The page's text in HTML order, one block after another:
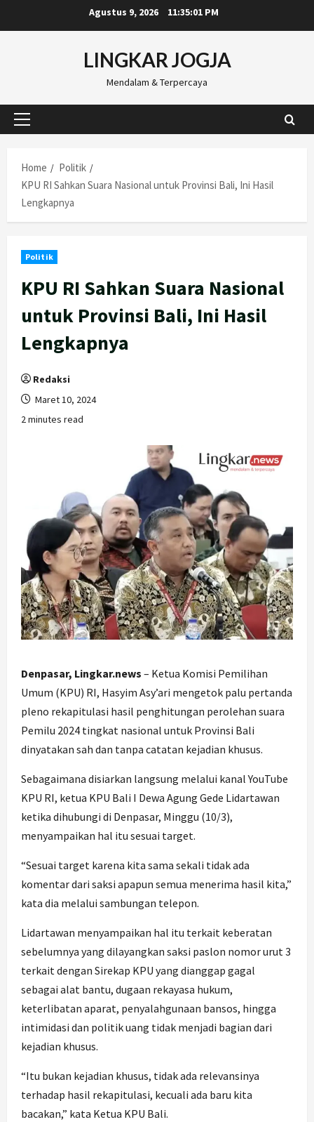
to
Agustus 9, 2026 11:35:02 PM
LINGKAR JOGJA
Mendalam & Terpercaya
Primary
Home
Politik
KPU RI Sahkan Suara Nasional untuk Provinsi Bali, Ini Hasil
Lengkapnya
Politik
KPU RI Sahkan Suara Nasional
untuk Provinsi Bali, Ini Hasil
Lengkapnya
Redaksi
Maret 10, 2024
2 minutes read
Denpasar, Lingkar.news – Ketua Komisi Pemilihan
Umum (KPU) RI, Hasyim Asy’ari mengetok palu pertanda
pleno rekapitulasi hasil penghitungan perolehan suara
Pemilu 2024 tingkat nasional untuk Provinsi Bali
dinyatakan sah dan tanpa catatan kejadian khusus.
Sebagaimana disiarkan langsung melalui kanal YouTube
KPU RI, ketua KPU Bali I Dewa Agung Gede Lidartawan
ketika dihubungi di Denpasar, Minggu (10/3),
menyampaikan hal itu sesuai target.
“Sesuai target karena kita sama sekali tidak ada
komentar dari saksi apapun semua menerima hasil kita,”
kata dia melalui sambungan telepon.
Lidartawan menyampaikan hal itu terkait keberatan
sebelumnya yang dilayangkan saksi paslon nomor urut 3
terkait dengan Sirekap KPU yang dianggap gagal
sebagai alat bantu, dugaan rekayasa hukum,
keterlibatan aparat, penyalahgunaan bansos, hingga
intimidasi dan politik uang tidak menjadi bagian dari
kejadian khusus.
“Itu bukan kejadian khusus, tidak ada relevansinya
terhadap hasil rekapitulasi, kecuali ada baru kita
bacakan,” kata Ketua KPU Bali.